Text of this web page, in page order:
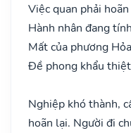
Việc quan phải
Hành nhân đang
Mất của phương
Đề phong khẩu
Nghiệp khó thành,
hoãn lại. Người đi